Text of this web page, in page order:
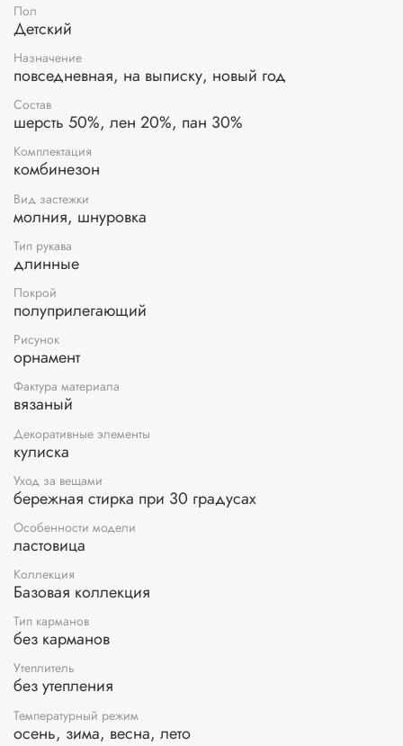
Пол
Детский
Назначение
повседневная, на выписку, новый год
Состав
шерсть 50%, лен 20%, пан 30%
Комплектация
комбинезон
Вид застежки
молния, шнуровка
Тип рукава
длинные
Покрой
полуприлегающий
Рисунок
орнамент
Фактура материала
вязаный
Декоративные элементы
кулиска
Уход за вещами
бережная стирка при 30 градусах
Особенности модели
ластовица
Коллекция
Базовая коллекция
Тип карманов
без карманов
Утеплитель
без утепления
Температурный режим
осень, зима, весна, лето